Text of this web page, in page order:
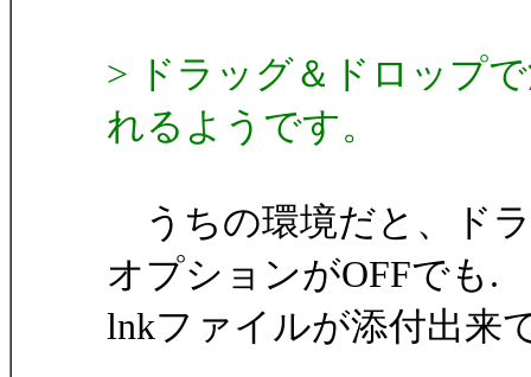
> ドラッグ＆ドロップ
れるようです。
うちの環境だと、ド
オプションがOFFでも.
lnkファイルが添付出来